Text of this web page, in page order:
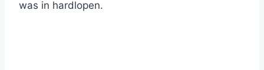
was in hardlopen.